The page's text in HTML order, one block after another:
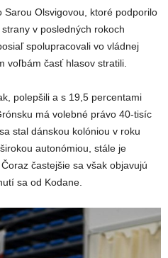
Sarou Olsvigovou, ktoré podporilo
v posledných rokoch
spolupracovali vo vládnej
voľbám časť hlasov stratili.
polepšili a s 19,5 percentami
má volebné právo 40-tisíc
stal dánskou kolóniou v roku
autonómiou, stále je
častejšie sa však objavujú
sa od Kodane.